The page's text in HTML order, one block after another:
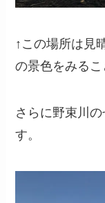
↑この場所は見
の景色をみるこ
さらに野束川
す。